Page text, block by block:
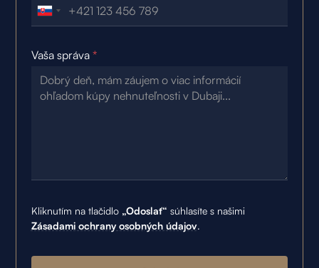
Vaša správa *
Kliknutím na tlačidlo „Odoslať“ súhlasíte s našimi
Zásadami ochrany osobných údajov.